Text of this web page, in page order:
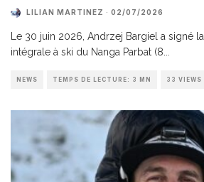
LILIAN MARTINEZ · 02/07/2026
Le 30 juin 2026, Andrzej Bargiel a signé
intégrale à ski du Nanga Parbat (8
NEWS TEMPS DE LECTURE: 3 MN 33 VIEWS